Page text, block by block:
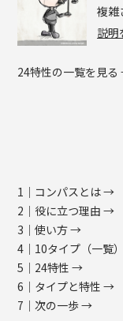
複雑
説
24特性の一覧を見
1｜コンパスとは →
2｜役に立つ理由 →
3｜使い方 →
4｜10タイプ（一覧
5｜24特性 →
6｜タイプと特性 →
7｜次の一歩 →